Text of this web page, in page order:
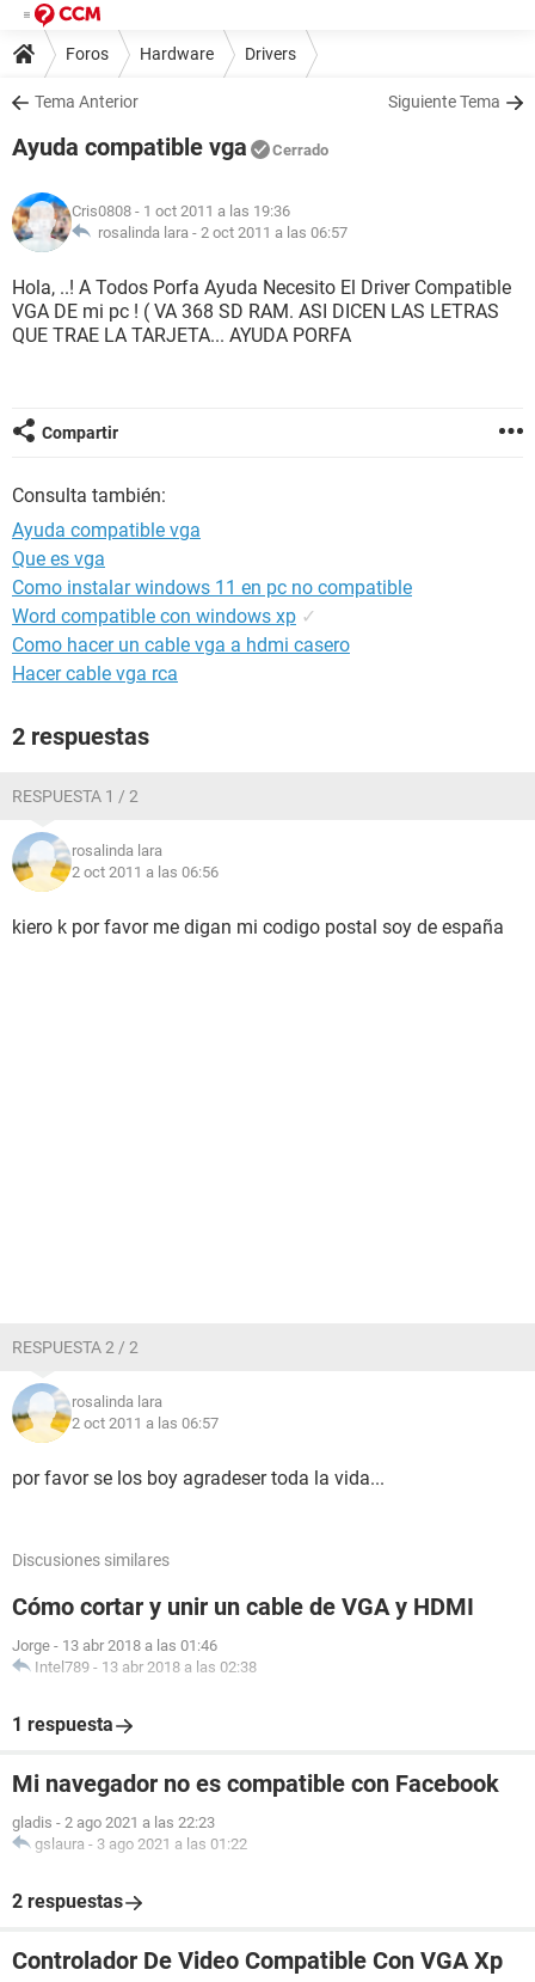
Foros Hardware Drivers
Tema Anterior Siguiente Tema
Ayuda compatible vga Cerrado
Cris0808 - 1 oct 2011 a las 19:36
rosalinda lara - 2 oct 2011 a las 06:57
Hola, ..! A Todos Porfa Ayuda Necesito El Driver Compatible
VGA DE mi pc ! ( VA 368 SD RAM. ASI DICEN LAS LETRAS
QUE TRAE LA TARJETA... AYUDA PORFA
Compartir
Consulta también:
Ayuda compatible vga
Que es vga
Como instalar windows 11 en pc no compatible
Word compatible con windows xp ✓
Como hacer un cable vga a hdmi casero
Hacer cable vga rca
2 respuestas
RESPUESTA 1 / 2
rosalinda lara
2 oct 2011 a las 06:56
kiero k por favor me digan mi codigo postal soy de españa
RESPUESTA 2 / 2
rosalinda lara
2 oct 2011 a las 06:57
por favor se los boy agradeser toda la vida...
Discusiones similares
Cómo cortar y unir un cable de VGA y HDMI
Jorge - 13 abr 2018 a las 01:46
Intel789 - 13 abr 2018 a las 02:38
1 respuesta
Mi navegador no es compatible con Facebook
gladis - 2 ago 2021 a las 22:23
gslaura - 3 ago 2021 a las 01:22
2 respuestas
Controlador De Video Compatible Con VGA Xp